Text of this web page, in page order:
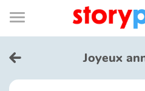
Connexion
Bibliothèque
de
page
Menu
Je me connecte
Joyeux